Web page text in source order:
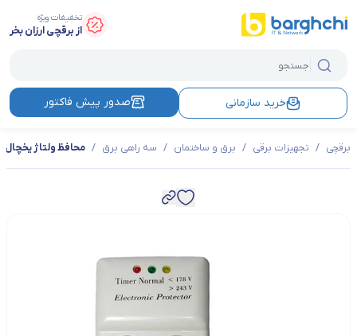
تخفیفات ویژه
از برقچی ارزان بخر
خرید سازمانی صدور پیش فاکتور
برقچی / تجهیزات برقی / برق و ساختمان / سه راهی برق / محافظ ولتاژ یخچال